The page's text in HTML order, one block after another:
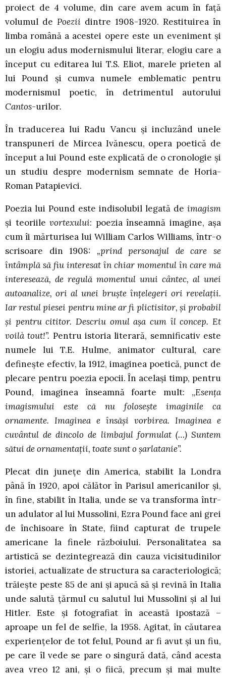
proiect de 4 volume, din care avem acum în față
volumul de Poezii dintre 1908-1920. Restituirea în
limba română a acestei opere este un eveniment și
un elogiu adus modernismului literar, elogiu care a
început cu editarea lui T.S. Eliot, marele prieten al
lui Pound și cumva numele emblematic pentru
modernismul poetic, în detrimentul autorului
Cantos-urilor.
În traducerea lui Radu Vancu și incluzând unele
transpuneri de Mircea Ivănescu, opera poetică de
început a lui Pound este explicată de o cronologie și
un studiu despre modernism semnate de Horia-
Roman Patapievici.
Poezia lui Pound este indisolubil legată de imagism
și teoriile vortexului: poezia înseamnă imagine, așa
cum îi mărturisea lui William Carlos Williams, într-o
scrisoare din 1908: „prind personajul de care se
întâmplă să fiu interesat în chiar momentul în care mă
interesează, de regulă momentul unui cântec, al unei
autoanalize, ori al unei bruște înțelegeri ori revelații.
Iar restul piesei pentru mine ar fi plictisitor, și probabil
și pentru cititor. Descriu omul așa cum îl concep. Et
voilà tout!”. Pentru istoria literară, semnificativ este
numele lui T.E. Hulme, animator cultural, care
definește efectiv, la 1912, imaginea poetică, punct de
plecare pentru poezia epocii. În același timp, pentru
Pound, imaginea înseamnă foarte mult: „Esența
imagismului este că nu folosește imaginile ca
ornamente. Imaginea e însăși vorbirea. Imaginea e
cuvântul de dincolo de limbajul formulat (…) Suntem
sătui de ornamentații, toate sunt o șarlatanie”.
Plecat din junețe din America, stabilit la Londra
până în 1920, apoi călător în Parisul americanilor și,
în fine, stabilit în Italia, unde se va transforma într-
un adulator al lui Mussolini, Ezra Pound face ani grei
de închisoare în State, fiind capturat de trupele
americane la finele războiului. Personalitatea sa
artistică se dezintegrează din cauza vicisitudinilor
istoriei, actualizate de structura sa caracteriologică;
trăiește peste 85 de ani și apucă să și revină în Italia
unde salută țărmul cu salutul lui Mussolini și al lui
Hitler. Este și fotografiat în această ipostază –
aproape un fel de selfie, la 1958. Agitat, în căutarea
experiențelor de tot felul, Pound ar fi avut și un fiu,
pe care îl vede se pare o singură dată, când acesta
avea vreo 12 ani, și o fiică, precum și mai multe